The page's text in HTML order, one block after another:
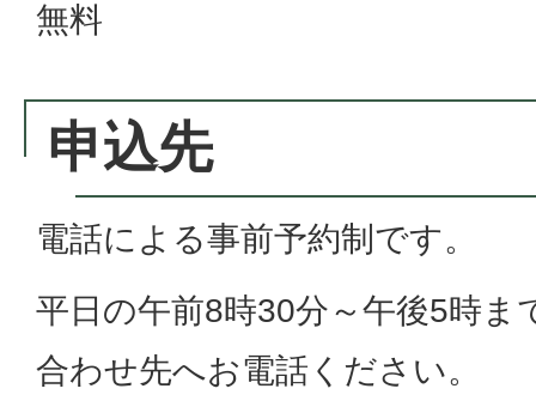
無料
申込先
電話による事前予約制です。
平日の午前8時30分～午後5時ま
合わせ先へお電話ください。